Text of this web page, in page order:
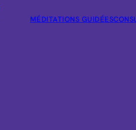
MÉDITATIONS GUIDÉES